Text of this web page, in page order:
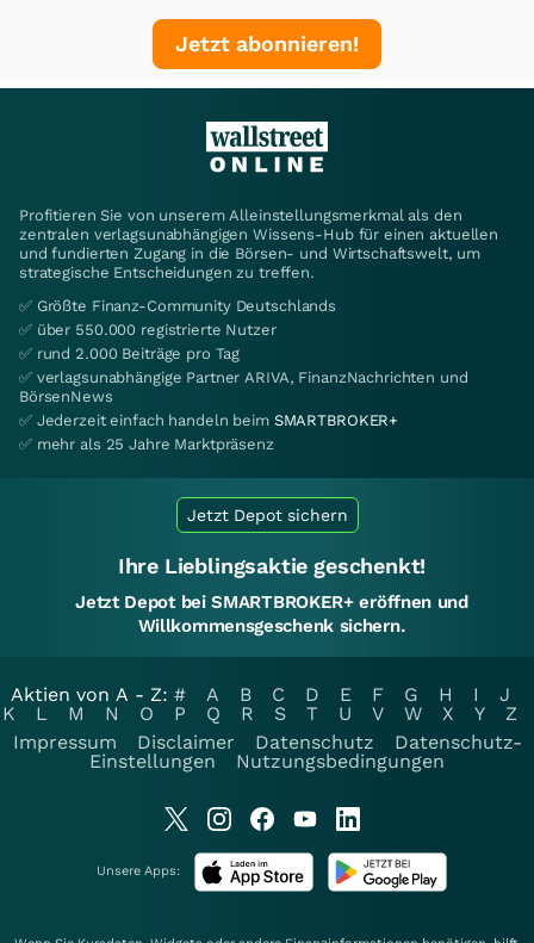
Jetzt abonnieren!
Profitieren Sie von unserem Alleinstellungsmerkmal als den
zentralen verlagsunabhängigen Wissens-Hub für einen aktuellen
und fundierten Zugang in die Börsen- und Wirtschaftswelt, um
strategische Entscheidungen zu treffen.
✅ Größte Finanz-Community Deutschlands
✅ über 550.000 registrierte Nutzer
✅ rund 2.000 Beiträge pro Tag
✅ verlagsunabhängige Partner ARIVA, FinanzNachrichten und
BörsenNews
✅ Jederzeit einfach handeln beim SMARTBROKER+
✅ mehr als 25 Jahre Marktpräsenz
Jetzt Depot sichern
Ihre Lieblingsaktie geschenkt!
Jetzt Depot bei SMARTBROKER+ eröffnen und
Willkommensgeschenk sichern.
Aktien von A - Z: # A B C D E F G H I
J
K
L M N O P Q R S T U V W X Y
Z
Impressum
Disclaimer Datenschutz
Datenschutz-
Einstellungen
Nutzungsbedingungen
Unsere Apps: